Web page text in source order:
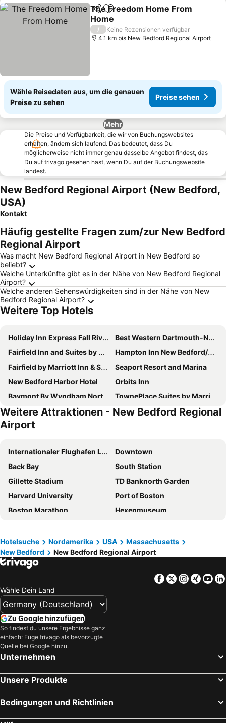
TeilenZu Favoriten hinzufügen
The Freedom Home From
Home
/
Keine Rezensionen verfügbar
4.1 km bis New Bedford Regional Airport
Wähle Reisedaten aus, um die genauen
Preise zu sehen
Preise sehen
Mehr
Die Preise und Verfügbarkeit, die wir von Buchungswebsites
erhalten, ändern sich laufend. Das bedeutet, dass Du
möglicherweise nicht immer genau dasselbe Angebot findest, das
Du auf trivago gesehen hast, wenn Du auf der Buchungswebsite
landest.
New Bedford Regional Airport (New Bedford,
USA)
Kontakt
Häufig gestellte Fragen zum/zur New Bedford
Regional Airport
Was macht New Bedford Regional Airport in New Bedford so
beliebt?
Welche Unterkünfte gibt es in der Nähe von New Bedford Regional
Airport?
Welche anderen Sehenswürdigkeiten sind in der Nähe von New
Bedford Regional Airport?
Weitere Top Hotels
Holiday Inn Express Fall River North By Ihg
Best Western Dartmouth-New Bedford
Fairfield Inn and Suites by Marriott New Bedford
Hampton Inn New Bedford/Fairhaven
Fairfield by Marriott Inn & Suites Somerset
Seaport Resort and Marina
New Bedford Harbor Hotel
Orbits Inn
Baymont By Wyndham North Dartmouth
TownePlace Suites by Marriott Westport
Weitere Attraktionen - New Bedford Regional
Airport
Internationaler Flughafen Logan
Downtown
Back Bay
South Station
Gillette Stadium
TD Banknorth Garden
Harvard University
Port of Boston
Boston Marathon
Hexenmuseum
Beacon Hill
Fenway Park
Public Garden
Back Bay Station
Commonwealth Avenue
Manchester-Boston Regional Airport
South End
Newbury Street
The State House
North End
Freiheitspfad
East Hampton Airport
Pilgrim Memorial State Park
Rhode Island T. F. Green Internationaler Flughafen
Neu England Aquarium
Hotelsuche Nordamerika USA
Massachusetts
New Bedford
New Bedford Regional Airport
Facebook
TwitterXing
Wähle Dein Land
Zu Google hinzufügen
So findest du unsere Ergebnisse ganz
einfach: Füge trivago als bevorzugte
Quelle bei Google hinzu.
Unternehmen
Unsere Produkte
Bedingungen und Richtlinien